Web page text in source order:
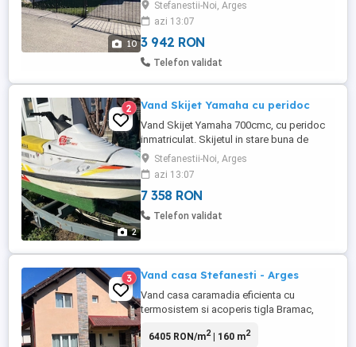
10
Stefanestii-Noi, Arges
azi 13:07
3 942 RON
Telefon validat
2
2 Vand Skijet Yamaha cu peridoc
Vand Skijet Yamaha 700cmc, cu peridoc
inmatriculat. Skijetul in stare buna de
functionare. Nu functioneaza display bord
si nu are baterie functionala. Peridocul are
o traversa ruginita(necesita schimbare),
instalatia electrica defecta si ITPul expirat.
Pret 1400 euro usor negociabil, se vand si
Stefanestii-Noi, Arges
azi 13:07
7 358 RON
Telefon validat
3 Vand casa Stefanesti - Arges
Vand casa caramadia eficienta cu
termosistem si acoperis tigla Bramac,
Tamplarie PVC, usi intrare metalice si
6405 RON/m2| 160 m2